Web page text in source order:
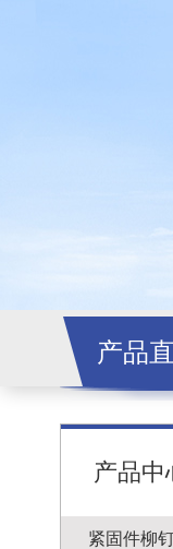
产品
产品
紧固件柳